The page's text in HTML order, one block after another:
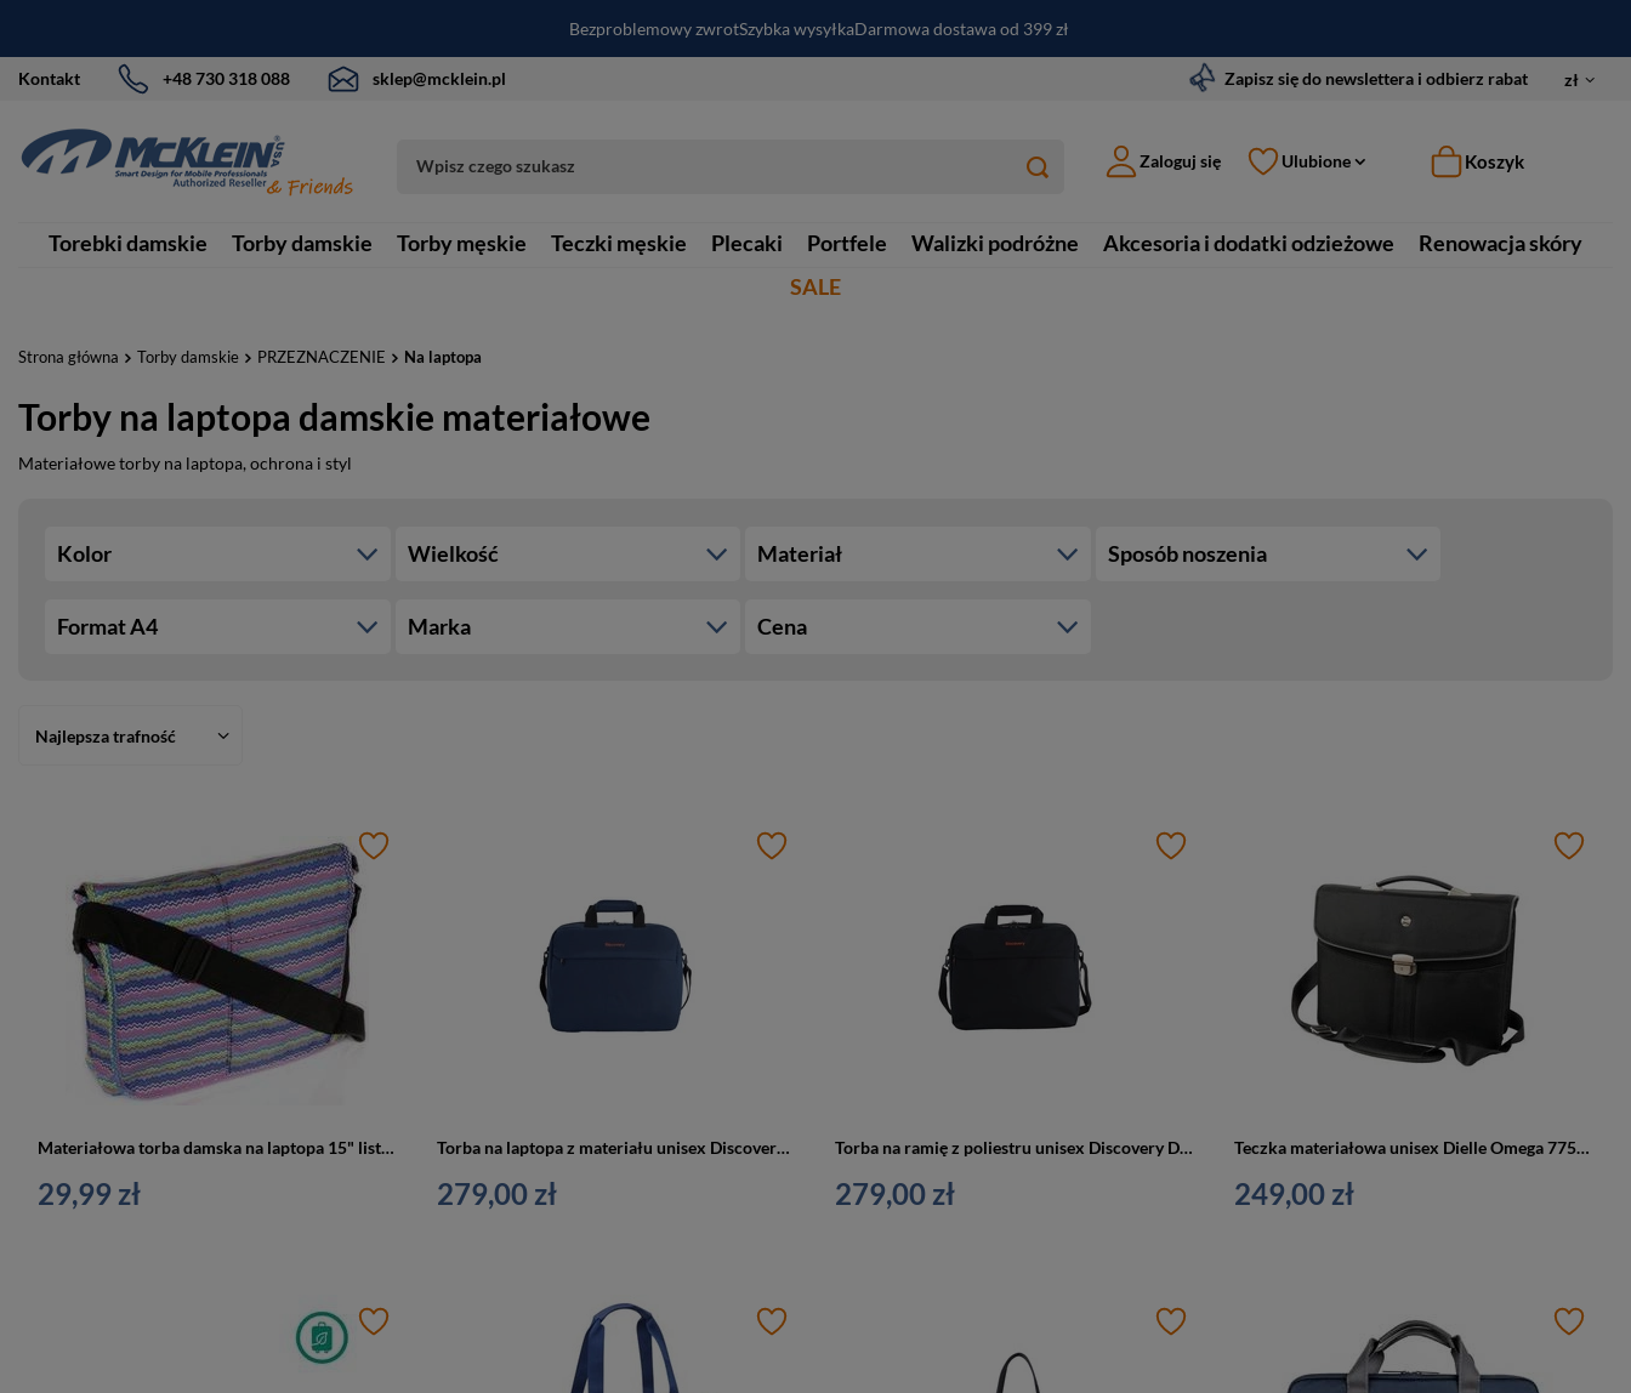
Bezproblemowy zwrotSzybka wysyłkaDarmowa dostawa od 399 zł
Kontakt +48 730 318 088 sklep@mcklein.pl Zapisz się do newslettera i odbierz rabat zł
Zaloguj się Ulubione Koszyk
Torebki damskie Torby damskie Torby męskie Teczki męskie Plecaki Portfele Walizki podróżne Akcesoria i dodatki odzieżowe
Renowacja skóry
SALE
Strona główna Torby damskie PRZEZNACZENIE Na laptopa
Torby na laptopa damskie materiałowe
Materiałowe torby na laptopa, ochrona i styl
Kolor Wielkość Materiał Sposób noszenia
Format A4 Marka Cena
Najlepsza trafność
Materiałowa torba damska na laptopa 15" listonoszka kolorowa Loren TN-3029 1960 FK
29,99 zł
Torba na laptopa z materiału unisex Discovery Geyser 1208 biznesowa A4 granatowa
279,00 zł
Torba na ramię z poliestru unisex Discovery D01208.06 na laptopa czarna
279,00 zł
Teczka materiałowa unisex Dielle Omega 7755 aktówka na laptopa A4 czarna
249,00 zł